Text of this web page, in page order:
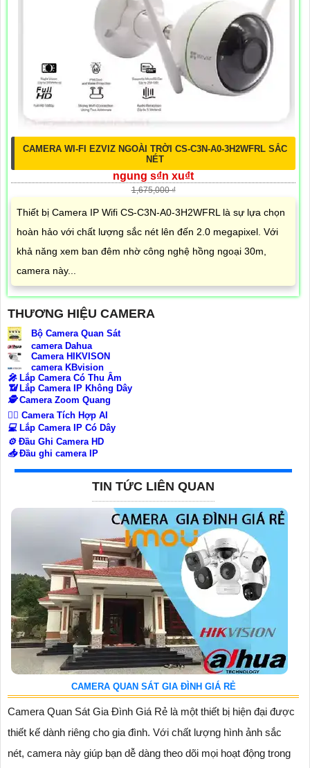
CAMERA WI-FI EZVIZ NGOÀI TRỜI CS-C3N-A0-3H2WFRL SẮC
NÉT
ngung s₫n xu₫t
1,675,000 ₫
Thiết bị Camera IP Wifi CS-C3N-A0-3H2WFRL là sự lựa chọn
hoàn hảo với chất lượng sắc nét lên đến 2.0 megapixel. Với
khả năng xem ban đêm nhờ công nghệ hồng ngoại 30m,
camera này...
THƯƠNG HIỆU CAMERA
Bộ Camera Quan Sát
camera Dahua
Camera HIKVISON
camera KBvision
️🎤️ Lắp Camera Có Thu Âm
📶 Lắp Camera IP Không Dây
🕵️Camera Zoom Quang
🧛‍♀️ Camera Tích Hợp AI
💻Lắp Camera IP Có Dây
⚙️Đầu Ghi Camera HD
📥Đầu ghi camera IP
TIN TỨC LIÊN QUAN
CAMERA QUAN SÁT GIA ĐÌNH GIÁ RẺ
Camera Quan Sát Gia Đình Giá Rẻ là một thiết bị hiện đại được
thiết kế dành riêng cho gia đình. Với chất lượng hình ảnh sắc
nét, camera này giúp bạn dễ dàng theo dõi mọi hoạt động trong